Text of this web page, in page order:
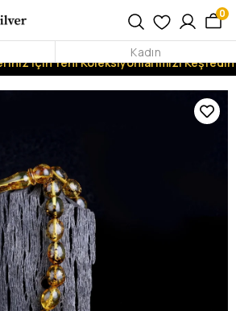
İçin Yeni Koleksiyonlarımızı Keşfedin!
0
Kadın